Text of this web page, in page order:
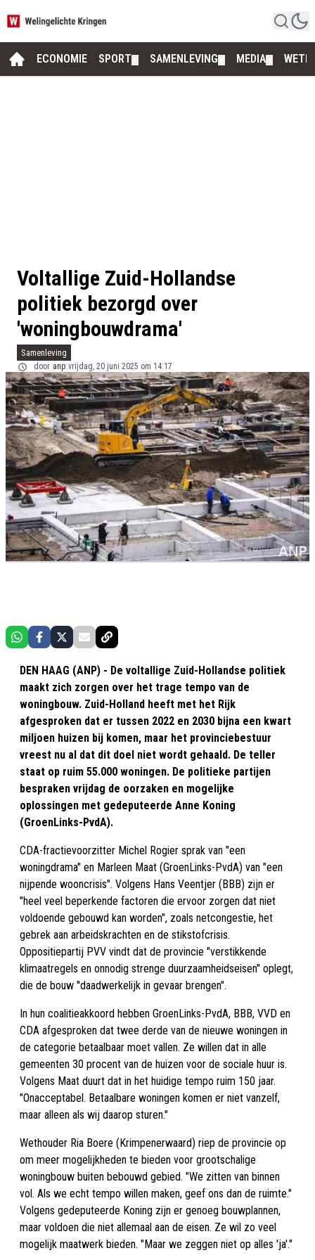
ECONOMIE SPORT SAMENLEVING MEDIA
Voltallige Zuid-Hollandse
politiek bezorgd over
'woningbouwdrama'
Samenleving
door anp vrijdag, 20 juni 2025 om 14:17
DEN HAAG (ANP) - De voltallige Zuid-Hollandse politiek
maakt zich zorgen over het trage tempo van de
woningbouw. Zuid-Holland heeft met het Rijk
afgesproken dat er tussen 2022 en 2030 bijna een kwart
miljoen huizen bij komen, maar het provinciebestuur
vreest nu al dat dit doel niet wordt gehaald. De teller
staat op ruim 55.000 woningen. De politieke partijen
bespraken vrijdag de oorzaken en mogelijke
oplossingen met gedeputeerde Anne Koning
(GroenLinks-PvdA).
CDA-fractievoorzitter Michel Rogier sprak van "een
woningdrama" en Marleen Maat (GroenLinks-PvdA) van "een
nijpende wooncrisis". Volgens Hans Veentjer (BBB) zijn er
"heel veel beperkende factoren die ervoor zorgen dat niet
voldoende gebouwd kan worden", zoals netcongestie, het
gebrek aan arbeidskrachten en de stikstofcrisis.
Oppositiepartij PVV vindt dat de provincie "verstikkende
klimaatregels en onnodig strenge duurzaamheidseisen" oplegt,
die de bouw "daadwerkelijk in gevaar brengen".
In hun coalitieakkoord hebben GroenLinks-PvdA, BBB, VVD en
CDA afgesproken dat twee derde van de nieuwe woningen in
de categorie betaalbaar moet vallen. Ze willen dat in alle
gemeenten 30 procent van de huizen voor de sociale huur is.
Volgens Maat duurt dat in het huidige tempo ruim 150 jaar.
"Onacceptabel. Betaalbare woningen komen er niet vanzelf,
maar alleen als wij daarop sturen."
Wethouder Ria Boere (Krimpenerwaard) riep de provincie op
om meer mogelijkheden te bieden voor grootschalige
woningbouw buiten bebouwd gebied. "We zitten van binnen
vol. Als we echt tempo willen maken, geef ons dan de ruimte."
Volgens gedeputeerde Koning zijn er genoeg bouwplannen,
maar voldoen die niet allemaal aan de eisen. Ze wil zo veel
mogelijk maatwerk bieden. "Maar we zeggen niet op alles 'ja'."